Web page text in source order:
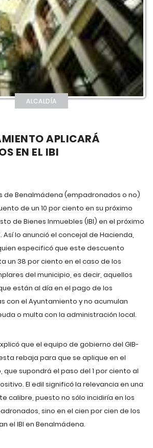
ALCALDÍA
APLICARÁ
EN EL IBI
de Benalmádena (empadronados o no)
de un 10 por ciento en su próximo
de Bienes Inmuebles (IBI) en el próximo
Así lo anunció el concejal de Hacienda,
especificó que este descuento
un 38 por ciento en el caso de los
del municipio, es decir, aquellos
están al día en el pago de los
con el Ayuntamiento y no acumulan
o multa con la administración local.
que el equipo de gobierno del GIB-
rebaja para que se aplique en el
que supondrá el paso del 1 por ciento al
El edil significó la relevancia en una
calibre, puesto no sólo incidiría en los
sino en el cien por cien de los
el IBI en Benalmádena.